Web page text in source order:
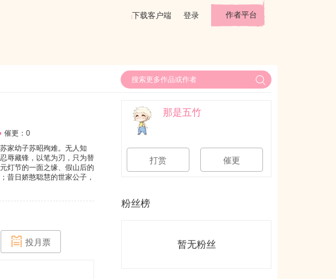
下载客户端 登录 作者平台
催更：0
家幼子苏昭殉难。无人知
辱藏锋，以笔为刃，只为替
灯节的一面之缘、假山后的
昔日娇憨聪慧的世家公子，
共守一段沉冤得雪、家国
投月票
那是五竹
打赏 催更
粉丝榜
暂无粉丝